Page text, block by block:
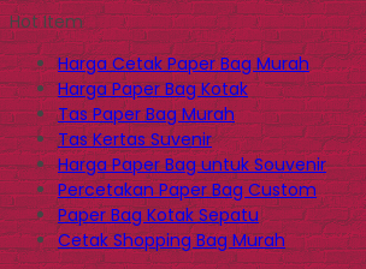
Hot Item
Harga Cetak Paper Bag Murah
Harga Paper Bag Kotak
Tas Paper Bag Murah
Tas Kertas Suvenir
Harga Paper Bag untuk Souvenir
Percetakan Paper Bag Custom
Paper Bag Kotak Sepatu
Cetak Shopping Bag Murah